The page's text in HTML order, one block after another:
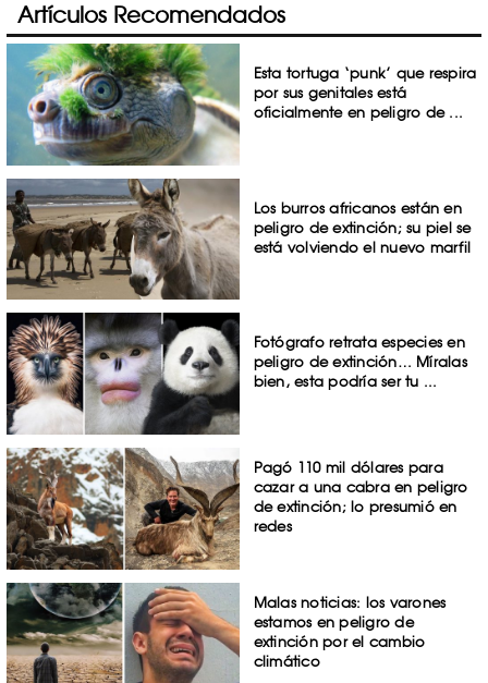
Artículos Recomendados
Esta tortuga ‘punk’ que respira
por sus genitales está
oficialmente en peligro de ...
Los burros africanos están en
peligro de extinción; su piel se
está volviendo el nuevo marfil
Fotógrafo retrata especies en
peligro de extinción… Míralas
bien, esta podría ser tu ...
Pagó 110 mil dólares para
cazar a una cabra en peligro
de extinción; lo presumió en
redes
Malas noticias: los varones
estamos en peligro de
extinción por el cambio
climático